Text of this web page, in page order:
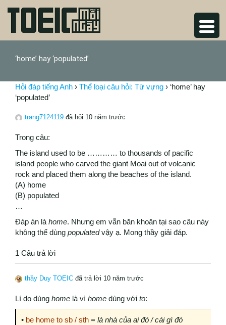
‘home’ hay ‘populated’
Hỏi đáp tiếng Anh › Thể loại câu hỏi: Từ vựng › ‘home’ hay
‘populated’
trang7124119 đã hỏi 10 năm trước
Trong câu:
The island used to be ………… to thousands of pacific
island people who carved the giant Moai out of volcanic
rock and placed them along the beaches of the island.
(A) home
(B) populated
…
Đáp án là home. Nhưng em vẫn băn khoăn tại sao câu này
không thể dùng populatedvậy ạ. Mong thầy giải đáp.
1 Câu trả lời
thầy Duy TOEIC đã trả lời 10 năm trước
Lí do dùng home là vì home dùng với to:
• be home to sb / sth = là nhà của ai đó / cái gì đó